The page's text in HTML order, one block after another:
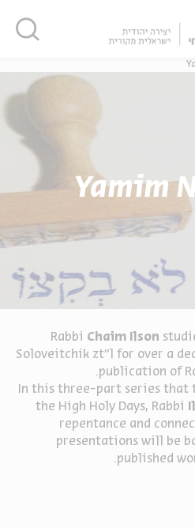
Yamim
Rabbi Chaim Ilson
Soloveitchik zt"l for over a
publication of
In this three-part series that
the High Holy Days, Rabbi
repentance and
presentations will be
published